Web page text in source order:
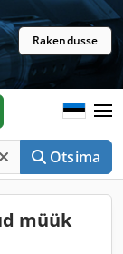
Rakendusse
Otsima
müük